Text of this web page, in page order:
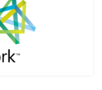
заказ?